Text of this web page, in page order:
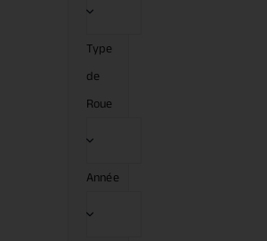
Type
de
Roue
Année